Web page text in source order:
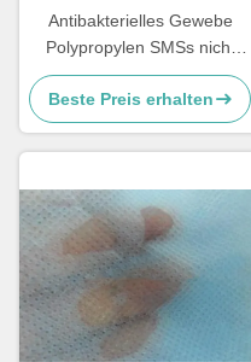
Antibakterielles Gewebe
Polypropylen SMSs nicht
weich und Breathable
Beste Preis erhalten